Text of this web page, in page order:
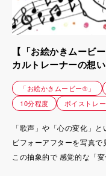
【「お絵かきムービ
カルトレーナーの想
「お絵かきムービー®」
10分程度
ボイストレ
「歌声」や「心の変化」
ビフォーアフターを写真で
この抽象的で 感覚的な「